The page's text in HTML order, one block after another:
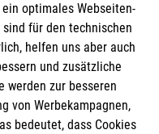
optimales Webseiten-
für den technischen
helfen uns aber auch
und zusätzliche
werden zur besseren
von Werbekampagnen,
bedeutet, dass Cookies